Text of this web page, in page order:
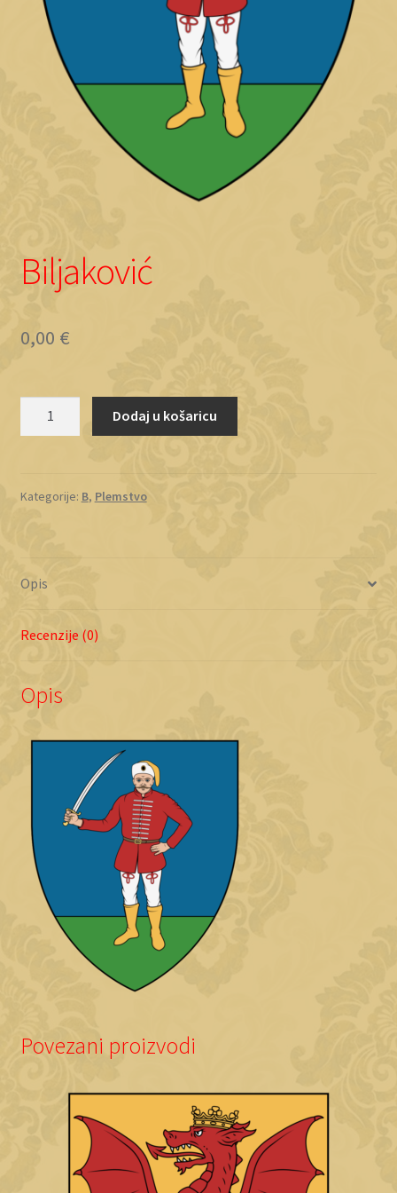
Objave
Biljaković
0,00 €
Dodaj u košaricu
Kategorije: B, Plemstvo
Opis
Recenzije (0)
Opis
Povezani proizvodi